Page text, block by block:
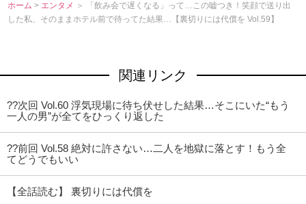
ホーム > エンタメ ＞ 「飲み会で遅くなる」って…この嘘つき！笑顔で送り出
した私、そのままホテル前で待ってた結果…【裏切りには代償を Vol.59】
関連リンク
??次回 Vol.60 浮気現場に待ち伏せした結果…そこにいた“もう
一人の男”が全てをひっくり返した
??前回 Vol.58 絶対に許さない…二人を地獄に落とす！もう全
てどうでもいい
【全話読む】 裏切りには代償を